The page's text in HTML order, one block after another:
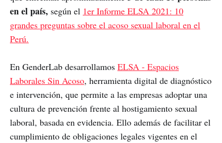
en el país, según el 1er Informe ELSA 2021: 10
grandes preguntas sobre el acoso sexual laboral en el
Perú.
En GenderLab desarrollamos ELSA - Espacios
Laborales Sin Acoso, herramienta digital de diagnóstico
e intervención, que permite a las empresas adoptar una
cultura de prevención frente al hostigamiento sexual
laboral, basada en evidencia. Ello además de facilitar el
cumplimiento de obligaciones legales vigentes en el